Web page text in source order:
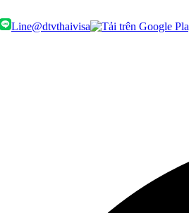
Line@dtvthaivisa